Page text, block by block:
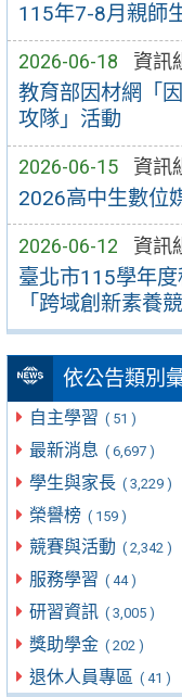
115年7-8月親師
2026-06-18 資訊
教育部因材網「
攻隊」活動
2026-06-15 資訊
2026高中生數位
2026-06-12 資訊
臺北市115學年
「跨域創新素養競
依公告類別
自主學習 ( 51 )
最新消息 ( 6,697 )
學生與家長 ( 3,229 )
榮譽榜 ( 159 )
競賽與活動 ( 2,342 )
服務學習 ( 44 )
研習資訊 ( 3,005 )
獎助學金 ( 202 )
退休人員專區 ( 41 )